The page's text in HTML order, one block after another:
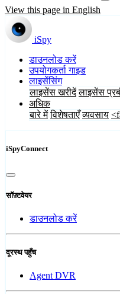
View this page in English
iSpy
डाउनलोड करें
उपयोगकर्ता गाइड
लाइसेंसिंग
लाइसेंस खरीदें लाइसेंस
अधिक
बारे में विशेषताएँ व्यवसाय
iSpyConnect
सॉफ़्टवेयर
डाउनलोड करें
दूरस्थ पहुँच
Agent DVR